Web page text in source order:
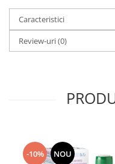
Caracteristici
Review-uri(0)
-10% NOU